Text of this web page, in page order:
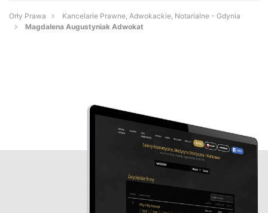
Orły Prawa
Kancelarie Prawne, Adwokackie, Notarialne - Gdynia
Magdalena Augustyniak Adwokat